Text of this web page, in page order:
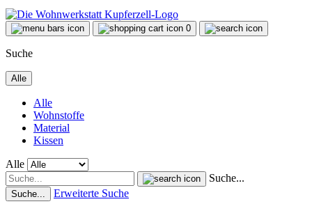
0
Suche
Alle
Alle
Wohnstoffe
Material
Kissen
Alle
Suche...
Suche... Erweiterte Suche